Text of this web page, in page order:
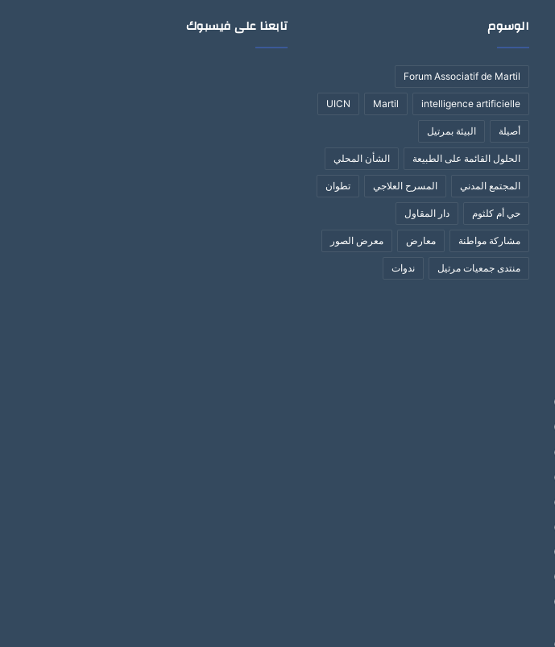
الوسوم
Forum Associatif de Martil
intelligence artificielle
Martil
UICN
أصيلة البيئة بمرتيل
الحلول القائمة على الطبيعة الشأن المحلي
المجتمع المدني المسرح العلاجي تطوان
حي أم كلثوم دار المقاول
مشاركة مواطنة معارض معرض الصور
منتدى جمعيات مرتيل ندوات
تابعنا على فيسبوك